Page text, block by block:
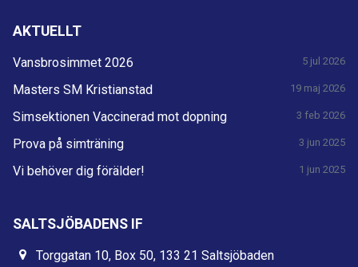
AKTUELLT
Vansbrosimmet 2026 5 jul 2026
Masters SM Kristianstad 19 maj 2026
Simsektionen Vaccinerad mot dopning 3 feb 2026
Prova på simträning 3 jun 2025
Vi behöver dig förälder! 1 jun 2025
SALTSJÖBADENS IF
Torggatan 10, Box 50, 133 21 Saltsjöbaden